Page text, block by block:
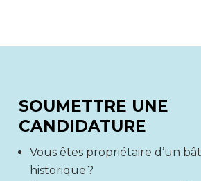
SOUMETTRE UNE
CANDIDATURE
Vous êtes propriétaire d’un
historique ?